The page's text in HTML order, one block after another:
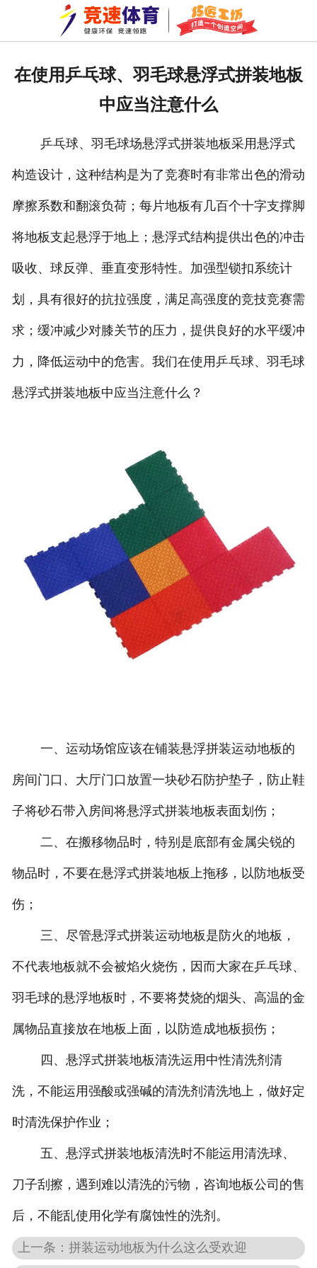
网站首页
成功案例
资质荣誉
公司环境
车间一角
在使用乒乓球、羽毛球悬浮式拼装地板
中应当注意什么
乒乓球、羽毛球场悬浮式拼装地板采用悬浮式
构造设计，这种结构是为了竞赛时有非常出色的滑动
摩擦系数和翻滚负荷；每片地板有几百个十字支撑脚
将地板支起悬浮于地上；悬浮式结构提供出色的冲击
吸收、球反弹、垂直变形特性。加强型锁扣系统计
划，具有很好的抗拉强度，满足高强度的竞技竞赛需
求；缓冲减少对膝关节的压力，提供良好的水平缓冲
力，降低运动中的危害。我们在使用乒乓球、羽毛球
悬浮式拼装地板中应当注意什么？
一、运动场馆应该在铺装悬浮拼装运动地板的
房间门口、大厅门口放置一块砂石防护垫子，防止鞋
子将砂石带入房间将悬浮式拼装地板表面划伤；
二、在搬移物品时，特别是底部有金属尖锐的
物品时，不要在悬浮式拼装地板上拖移，以防地板受
伤；
三、尽管悬浮式拼装运动地板是防火的地板，
不代表地板就不会被焰火烧伤，因而大家在乒乓球、
羽毛球的悬浮地板时，不要将焚烧的烟头、高温的金
属物品直接放在地板上面，以防造成地板损伤；
四、悬浮式拼装地板清洗运用中性清洗剂清
洗，不能运用强酸或强碱的清洗剂清洗地上，做好定
时清洗保护作业；
五、悬浮式拼装地板清洗时不能运用清洗球、
刀子刮擦，遇到难以清洗的污物，咨询地板公司的售
后，不能乱使用化学有腐蚀性的洗剂。
上一条：拼装运动地板为什么这么受欢迎